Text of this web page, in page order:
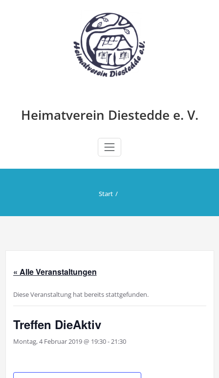
Heimatverein Diestedde e. V.
Start
« Alle Veranstaltungen
Diese Veranstaltung hat bereits stattgefunden.
Treffen DieAktiv
Montag, 4 Februar 2019 @ 19:30-21:30